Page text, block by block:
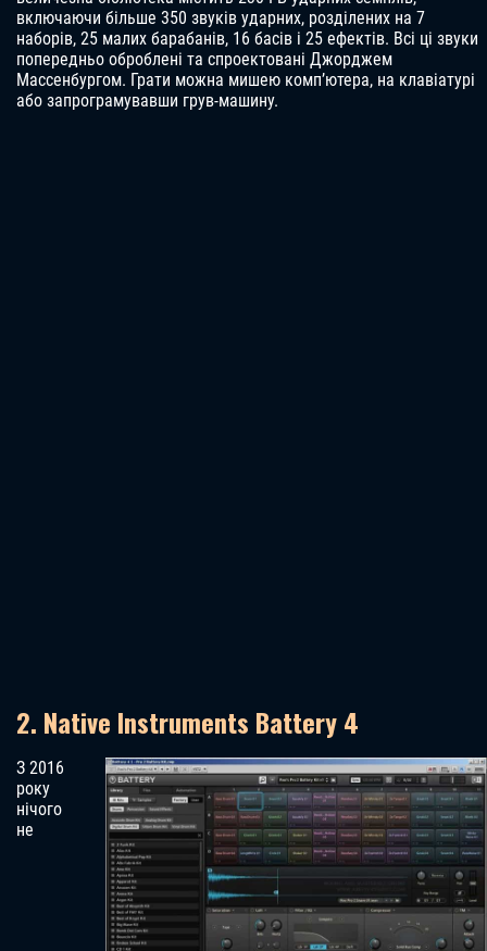
включаючи більше 350 звуків ударних, розділених на 7
наборів, 25 малих барабанів, 16 басів і 25 ефектів. Всі ці звуки
попередньо оброблені та спроектовані Джорджем
Массенбургом. Грати можна мишею комп’ютера, на клавіатурі
або запрограмувавши грув-машину.
2. Native Instruments Battery 4
З 2016
року
нічого
не